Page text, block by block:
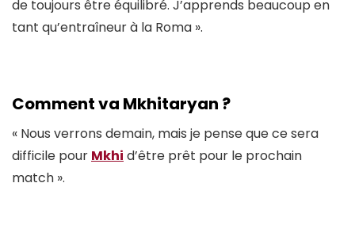
de toujours être équilibré. J’apprends beaucoup en
tant qu’entraîneur à la Roma ».
Comment va Mkhitaryan ?
« Nous verrons demain, mais je pense que ce sera
difficile pour Mkhi d’être prêt pour le prochain
match ».